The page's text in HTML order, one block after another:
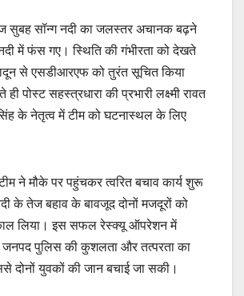
सुबह सॉन्ग नदी का जलस्तर अचानक बढ़ने
में फंस गए। स्थिति की गंभीरता को देखते
से एसडीआरएफ को तुरंत सूचित किया
पोस्ट सहस्त्रधारा की प्रभारी लक्ष्मी रावत
के नेतृत्व में टीम को घटनास्थल के लिए
ने मौके पर पहुंचकर त्वरित बचाव कार्य शुरू
के तेज बहाव के बावजूद दोनों मजदूरों को
लिया। इस सफल रेस्क्यू ऑपरेशन में
पुलिस की कुशलता और तत्परता का
दोनों युवकों की जान बचाई जा सकी।